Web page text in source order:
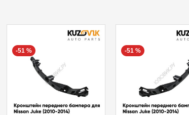
-51 % -51 %